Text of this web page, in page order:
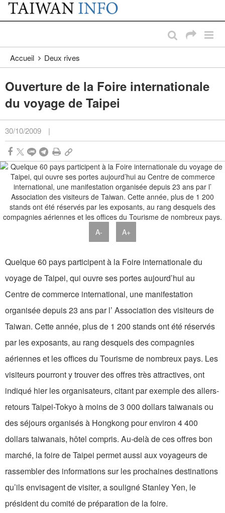
Passer au contenu principal
:::
Accueil Deux rives
Ouverture de la Foire internationale
du voyage de Taipei
30/10/2009 |
A- A+
Quelque 60 pays participent à la Foire internationale du
voyage de Taipei, qui ouvre ses portes aujourd’hui au
Centre de commerce international, une manifestation
organisée depuis 23 ans par l’ Association des visiteurs de
Taiwan. Cette année, plus de 1 200 stands ont été réservés
par les exposants, au rang desquels des compagnies
aériennes et les offices du Tourisme de nombreux pays. Les
visiteurs pourront y trouver des offres très attractives, ont
indiqué hier les organisateurs, citant par exemple des allers-
retours Taipei-Tokyo à moins de 3 000 dollars taiwanais ou
des séjours organisés à Hongkong pour environ 4 400
dollars taiwanais, hôtel compris. Au-delà de ces offres bon
marché, la foire de Taipei permet aussi aux voyageurs de
rassembler des informations sur les prochaines destinations
qu’ils envisagent de visiter, a souligné Stanley Yen, le
président du comité de préparation de la foire.